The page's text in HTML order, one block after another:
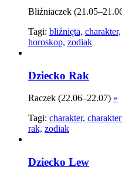
Bliźniaczek
Tagi: bliźnięta, charakter,
horoskop, zodiak
Dziecko Rak
Raczek (22.06–22.07) »
Tagi: charakter,
rak, zodiak
Dziecko Lew